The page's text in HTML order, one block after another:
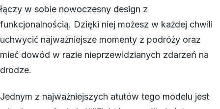
łączy w sobie nowoczesny design z
funkcjonalnością. Dzięki niej możesz w każdej chwili
uchwycić najważniejsze momenty z podróży oraz
mieć dowód w razie nieprzewidzianych zdarzeń na
drodze.
Jednym z najważniejszych atutów tego modelu jest